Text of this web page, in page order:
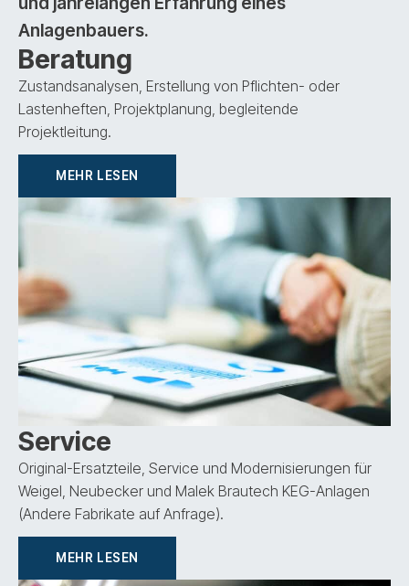
Anlagenbauers.
Beratung
Zustandsanalysen, Erstellung von Pflichten- oder
Lastenheften, Projektplanung, begleitende
Projektleitung.
MEHR LESEN
Service
Original-Ersatzteile, Service und Modernisierungen für
Weigel, Neubecker und Malek Brautech KEG-Anlagen
(Andere Fabrikate auf Anfrage).
MEHR LESEN